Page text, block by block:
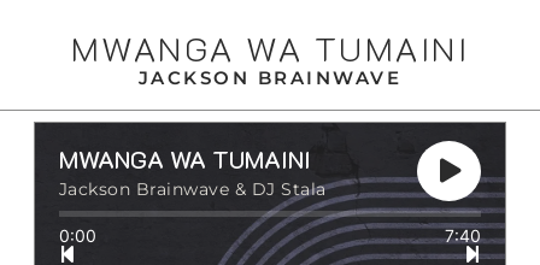
JACKSON BRAINWAVE
MWANGA WA TUMAINI
MWANGA WA TUMAINI
Jackson Brainwave & DJ Stala
0:00 7:40